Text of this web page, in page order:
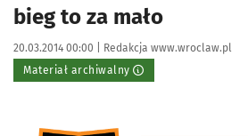
bieg to za mało
Data publikacji:
20.03.2014 00:00 | Autor:
Redakcja www.wroclaw.pl
Materiał archiwalny